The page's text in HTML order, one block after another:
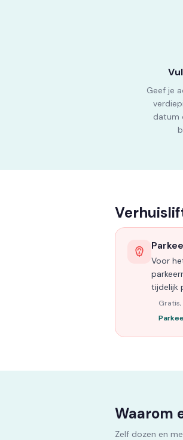
Geef je
datum
Voor
tijdelijk
Waarom
Zelf dozen en